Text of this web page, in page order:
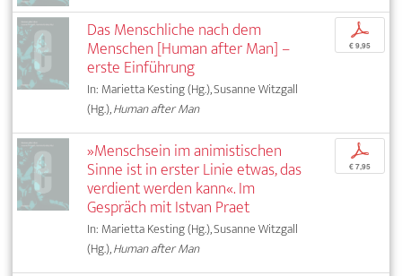
Das Menschliche nach dem
Menschen [Human after Man] –
erste Einführung
In: Marietta Kesting (Hg.), Susanne Witzgall
(Hg.),Human after Man
p
€ 9,95
»Menschsein im animistischen
Sinne ist in erster Linie etwas, das
verdient werden kann«. Im
Gespräch mit Istvan Praet
In: Marietta Kesting (Hg.), Susanne Witzgall
(Hg.),Human after Man
p
€ 7,95